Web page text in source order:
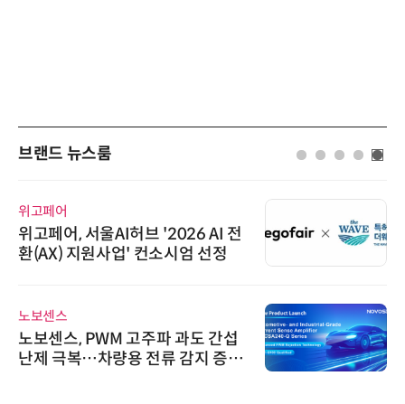
브랜드 뉴스룸
위고페어
위고페어, 서울AI허브 '2026 AI 전
환(AX) 지원사업' 컨소시엄 선정
노보센스
노보센스, PWM 고주파 과도 간섭
난제 극복…차량용 전류 감지 증폭